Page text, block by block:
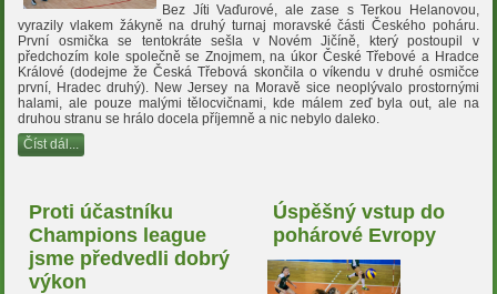
Bez Jíti Vaďurové, ale zase s Terkou Helanovou,
vyrazily vlakem žákyně na druhý turnaj moravské části Českého poháru.
První osmička se tentokráte sešla v Novém Jičíně, který postoupil v
předchozím kole společně se Znojmem, na úkor České Třebové a Hradce
Králové (dodejme že Česká Třebová skončila o víkendu v druhé osmičce
první, Hradec druhý). New Jersey na Moravě sice neoplývalo prostornými
halami, ale pouze malými tělocvičnami, kde málem zeď byla out, ale na
druhou stranu se hrálo docela příjemně a nic nebylo daleko.
Číst dál...
Proti účastníku
Champions league
jsme předvedli dobrý
výkon
Úspěšný vstup do
pohárové Evropy